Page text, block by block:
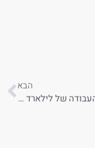
הבא
אחד ביום: האם העבודה של לילארד שוב תרד לטמיון?